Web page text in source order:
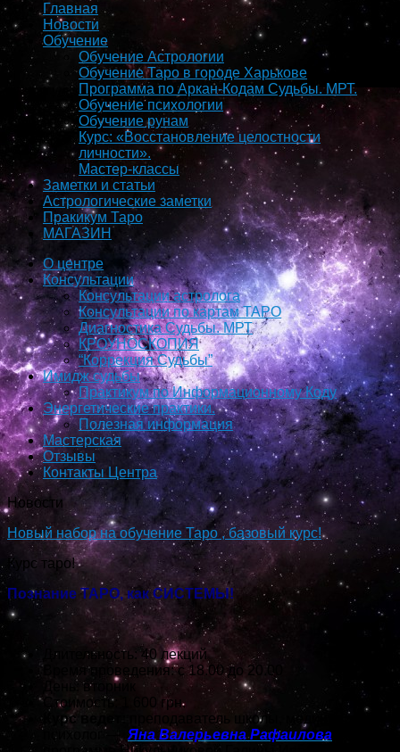
Главная
Новости
Обучение
Обучение Астрологии
Обучение Таро в городе Харькове
Программа по Аркан-Кодам Судьбы. МРТ.
Обучение психологии
Обучение рунам
Курс: «Восстановление целостности
личности».
Мастер-классы
Заметки и статьи
Астрологические заметки
Пракикум Таро
МАГАЗИН
О центре
Консультации
Консультации астролога
Консультации по картам ТАРО
Диагностика Судьбы. МРТ
КРОУНОСКОПИЯ
“Коррекция Судьбы”
Имидж судьбы
Практикум по Информационному Коду
Энергетические практики.
Полезная информация
Мастерская
Отзывы
Контакты Центра
Новости
Новый набор на обучение Таро , базовый курс!
Курс таро!
Познание ТАРО, как СИСТЕМЫ!
Длительность: 40 лекций
Время проведения: с 18.00 до 20.00
День: вторник
Стоимость: 1 600 грн.
Курс ведет:
преподаватель школы, медицинский
психолог — Яна Валерьевна Рафаилова